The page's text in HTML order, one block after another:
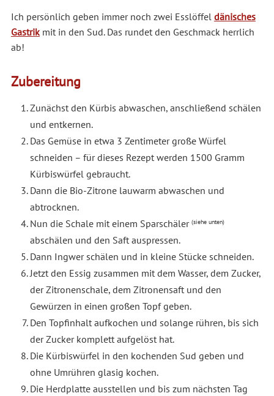
Ich persönlich geben immer noch zwei Esslöffel dänisches
Gastrikmit in den Sud. Das rundet den Geschmack herrlich
ab!
Zubereitung
Zunächst den Kürbis abwaschen, anschließend schälen
und entkernen.
Das Gemüse in etwa 3 Zentimeter große Würfel
schneiden – für dieses Rezept werden 1500 Gramm
Kürbiswürfel gebraucht.
Dann die Bio-Zitrone lauwarm abwaschen und
abtrocknen.
Nun die Schale mit einem Sparschäler (siehe unten)
abschälen und den Saft auspressen.
Dann Ingwer schälen und in kleine Stücke schneiden.
Jetzt den Essig zusammen mit dem Wasser, dem Zucker,
der Zitronenschale, dem Zitronensaft und den
Gewürzen in einen großen Topf geben.
Den Topfinhalt aufkochen und solange rühren, bis sich
der Zucker komplett aufgelöst hat.
Die Kürbiswürfel in den kochenden Sud geben und
ohne Umrühren glasig kochen.
Die Herdplatte ausstellen und bis zum nächsten Tag